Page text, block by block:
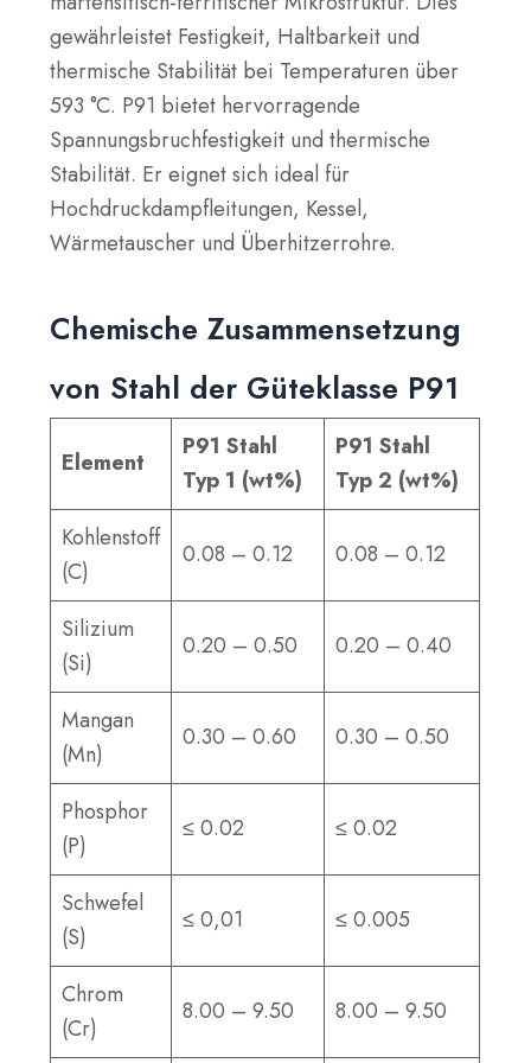
gewährleistet Festigkeit, Haltbarkeit und
thermische Stabilität bei Temperaturen über
593 °C. P91 bietet hervorragende
Spannungsbruchfestigkeit und thermische
Stabilität. Er eignet sich ideal für
Hochdruckdampfleitungen, Kessel,
Wärmetauscher und Überhitzerrohre.
Chemische Zusammensetzung
von Stahl der Güteklasse P91
Element
P91 Stahl
Typ 1 (wt%)
P91 Stahl
Typ 2 (wt%)
Kohlenstoff
(C)
0.08 – 0.12 0.08 – 0.12
Silizium
(Si)
0.20 – 0.50 0.20 – 0.40
Mangan
(Mn)
0.30 – 0.60 0.30 – 0.50
Phosphor
(P)
≤ 0.02 ≤ 0.02
Schwefel
(S)
≤ 0,01 ≤ 0.005
Chrom
(Cr)
8.00 – 9.50 8.00 – 9.50